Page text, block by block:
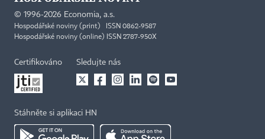
© 1996-2026 Economia, a.s.
Hospodářské noviny (print) ISSN 0862-9587
Hospodářské noviny (online) ISSN 2787-950X
Certifikováno Sledujte nás
Stáhněte si aplikaci HN